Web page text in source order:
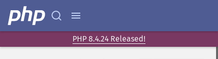
PHP 8.4.24 Released!